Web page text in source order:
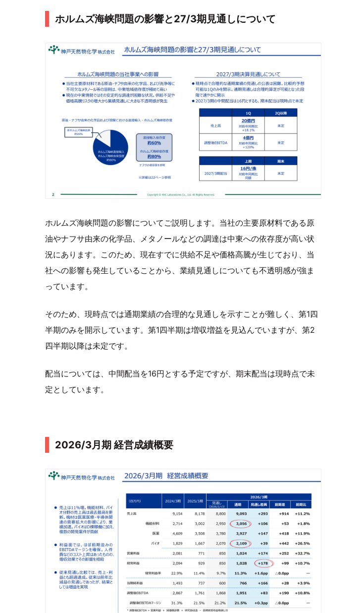
ホルムズ海峡問題の影響と27/3期見通しについて
ホルムズ海峡問題の影響についてご説明します。当社の主要原材料である原
油やナフサ由来の化学品、メタノールなどの調達は中東への依存度が高い状
況にあります。このため、現在すでに供給不足や価格高騰が生じており、当
社への影響も発生していることから、業績見通しについても不透明感が強ま
っています。
そのため、現時点では通期業績の合理的な見通しを示すことが難しく、第1四
半期のみを開示しています。第1四半期は増収増益を見込んでいますが、第2
四半期以降は未定です。
配当については、中間配当を16円とする予定ですが、期末配当は現時点で未
定としています。
2026/3月期 経営成績概要